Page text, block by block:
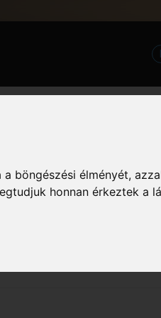
böngészési élményét,
honnan érkeztek a
csak azokba a fórumokba írt